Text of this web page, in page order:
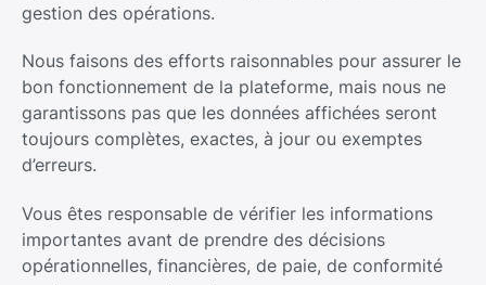
gestion des opérations.
Nous faisons des efforts raisonnables pour assurer le
bon fonctionnement de la plateforme, mais nous ne
garantissons pas que les données affichées seront
toujours complètes, exactes, à jour ou exemptes
d’erreurs.
Vous êtes responsable de vérifier les informations
importantes avant de prendre des décisions
opérationnelles, financières, de paie, de conformité